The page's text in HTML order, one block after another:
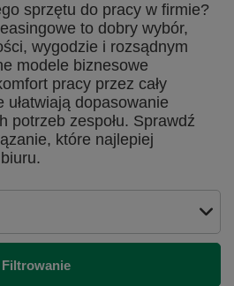
sprzętu do pracy w firmie?
to dobry wybór,
wygodzie i rozsądnym
modele biznesowe
pracy przez cały
dopasowanie
potrzeb zespołu. Sprawdź
które najlepiej
Filtrowanie